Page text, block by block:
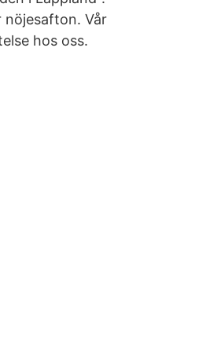
nöjesafton. Vår
hos oss.